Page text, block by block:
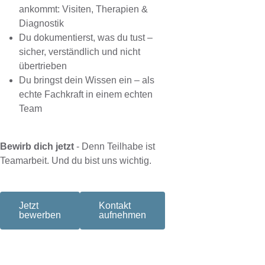
ankommt: Visiten, Therapien &
Diagnostik
Du dokumentierst, was du tust –
sicher, verständlich und nicht
übertrieben
Du bringst dein Wissen ein – als
echte Fachkraft in einem echten
Team
Bewirb dich jetzt - Denn Teilhabe ist
Teamarbeit. Und du bist uns wichtig.
Jetzt
bewerben
Kontakt
aufnehmen